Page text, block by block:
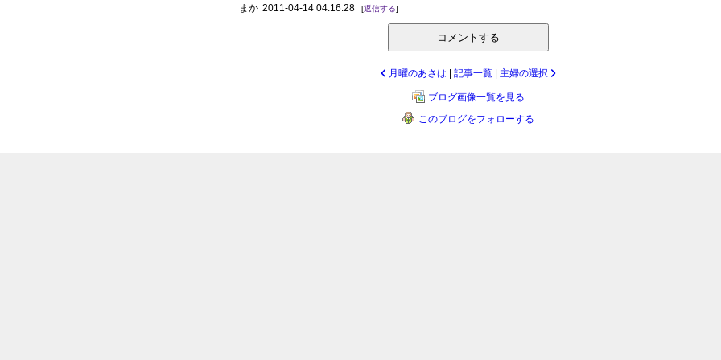
まか 2011-04-14 04:16:28 [返信する]
コメントする
月曜のあさは 記事一覧 主婦の選択
ブログ画像一覧を見る
このブログをフォローする